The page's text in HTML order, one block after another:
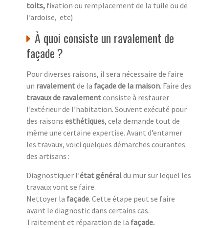
toits, fixation ou remplacement de la tuile ou de
l’ardoise, etc)
À quoi consiste un ravalement de
façade ?
Pour diverses raisons, il sera nécessaire de faire
un ravalementde la façade de la maison. Faire des
travaux de ravalementconsiste à restaurer
l’extérieur de l’habitation. Souvent exécuté pour
des raisons esthétiques, cela demande tout de
même une certaine expertise. Avant d’entamer
les travaux, voici quelques démarches courantes
des artisans :
Diagnostiquer l’état généraldu mur sur lequel les
travaux vont se faire.
Nettoyer la façade. Cette étape peut se faire
avant le diagnostic dans certains cas.
Traitement et réparation de la façade.